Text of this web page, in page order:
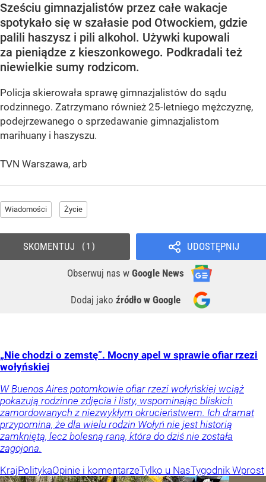
Sześciu gimnazjalistów przez całe wakacje
spotykało się w szałasie pod Otwockiem, gdzie
palili haszysz i pili alkohol. Używki kupowali
za pieniądze z kieszonkowego. Podkradali też
niewielkie sumy rodzicom.
Policja skierowała sprawę gimnazjalistów do sądu
rodzinnego. Zatrzymano również 25-letniego mężczyznę,
podejrzewanego o sprzedawanie gimnazjalistom
marihuany i haszyszu.
TVN Warszawa, arb
Wiadomości Życie
UDOSTĘPNIJ
Obserwuj nas w Google News
Dodaj jako źródło w Google
SKOMENTUJ 1
„Nie chodzi o zemstę”. Mocny apel w sprawie ofiar rzezi
wołyńskiej
W Buenos Aires potomkowie ofiar rzezi wołyńskiej wciąż
pokazują rodzinne zdjęcia i listy, wspominając bliskich
zamordowanych z niezwykłym okrucieństwem. Ich dramat
przypomina, że dla wielu rodzin Wołyń nie jest historią
zamkniętą, lecz bolesną raną, która do dziś nie została
zagojona.
KrajPolitykaOpinie i komentarzeTylko u NasTygodnik Wprost